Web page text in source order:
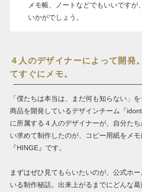
メモ帳、ノートなどでもいいですが
いかがでしょう。
４人のデザイナーによって開発
てすぐにメモ。
「僕たちは本当は、まだ何も知らない」
商品を開発しているデザインチーム『
に所属する４人のデザイナーが、自分た
い求めて制作したのが、コピー用紙をメ
『HINGE』です。
まずはぜひ見てもらいたいのが、公式ホ
いる制作秘話。出来上がるまでにどんな